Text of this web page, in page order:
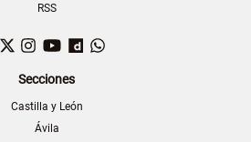
RSS
Facebook
TwitterInstagram
YouTubeDailymotion
Secciones
Castilla y León
Ávila